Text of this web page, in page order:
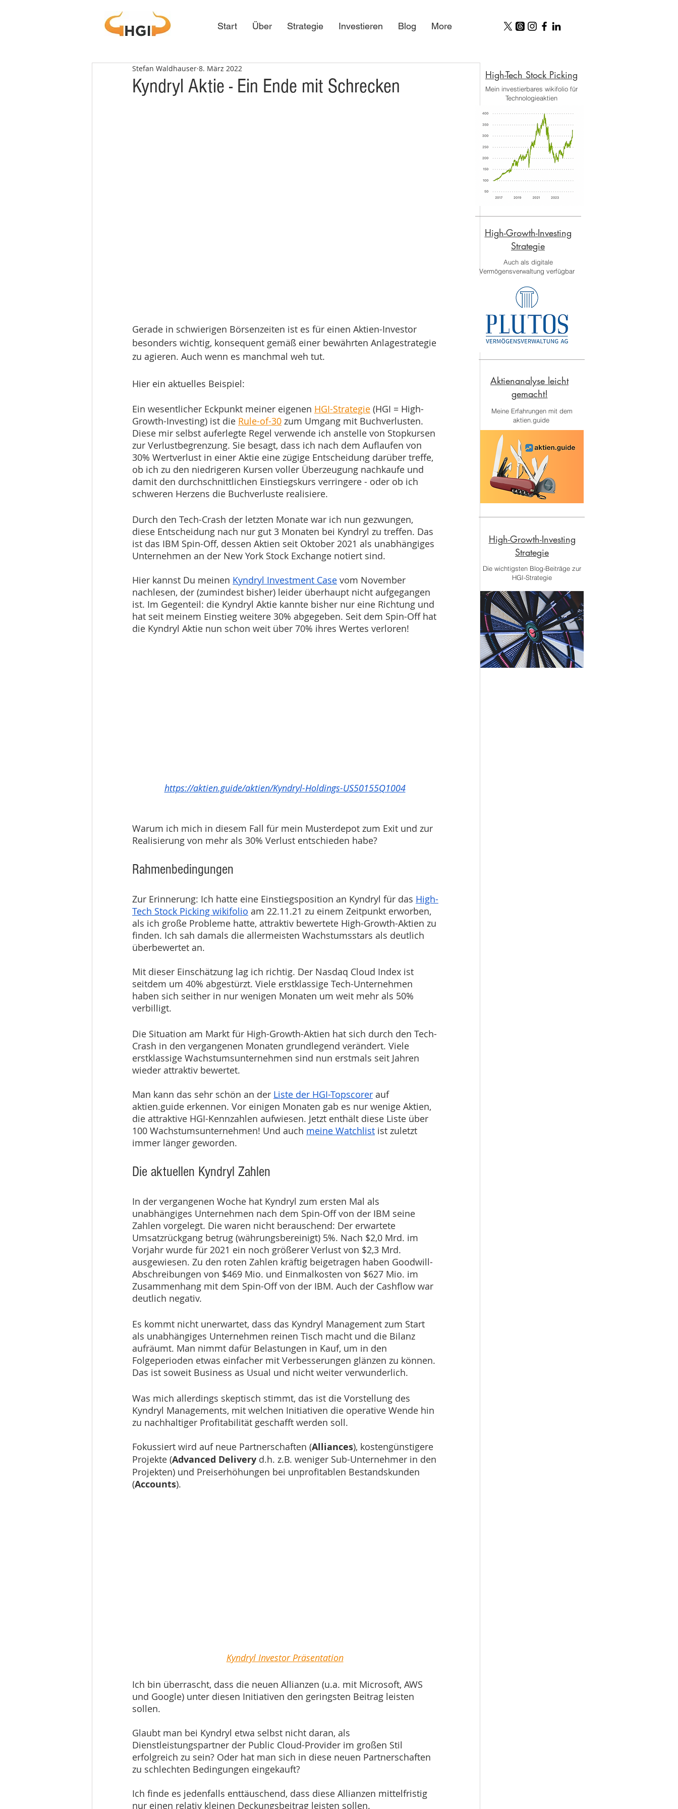
Start Über Strategie Investieren Blog More
Kyndryl Aktie - Ein Ende mit Schrecken
Stefan Waldhauser 8. März 2022
Gerade in schwierigen Börsenzeiten ist es für einen Aktien-Investor
besonders wichtig, konsequent gemäß einer bewährten Anlagestrategie
zu agieren. Auch wenn es manchmal weh tut.
Hier ein aktuelles Beispiel:
Ein wesentlicher Eckpunkt meiner eigenen HGI-Strategie (HGI = High-
Growth-Investing) ist die Rule-of-30 zum Umgang mit Buchverlusten.
Diese mir selbst auferlegte Regel verwende ich anstelle von Stopkursen
zur Verlustbegrenzung. Sie besagt, dass ich nach dem Auflaufen von
30% Wertverlust in einer Aktie eine zügige Entscheidung darüber treffe,
ob ich zu den niedrigeren Kursen voller Überzeugung nachkaufe und
damit den durchschnittlichen Einstiegskurs verringere - oder ob ich
schweren Herzens die Buchverluste realisiere.
Durch den Tech-Crash der letzten Monate war ich nun gezwungen,
diese Entscheidung nach nur gut 3 Monaten bei Kyndryl zu treffen. Das
ist das IBM Spin-Off, dessen Aktien seit Oktober 2021 als unabhängiges
Unternehmen an der New York Stock Exchange notiert sind.
Hier kannst Du meinen Kyndryl Investment Case vom November
nachlesen, der (zumindest bisher) leider überhaupt nicht aufgegangen
ist. Im Gegenteil: die Kyndryl Aktie kannte bisher nur eine Richtung und
hat seit meinem Einstieg weitere 30% abgegeben. Seit dem Spin-Off hat
die Kyndryl Aktie nun schon weit über 70% ihres Wertes verloren!
https://aktien.guide/aktien/Kyndryl-Holdings-US50155Q1004
Warum ich mich in diesem Fall für mein Musterdepot zum Exit und zur
Realisierung von mehr als 30% Verlust entschieden habe?
Rahmenbedingungen
Zur Erinnerung: Ich hatte eine Einstiegsposition an Kyndryl für das High-
Tech Stock Picking wikifolio am 22.11.21 zu einem Zeitpunkt erworben,
als ich große Probleme hatte, attraktiv bewertete High-Growth-Aktien zu
finden. Ich sah damals die allermeisten Wachstumsstars als deutlich
überbewertet an.
Mit dieser Einschätzung lag ich richtig. Der Nasdaq Cloud Index ist
seitdem um 40% abgestürzt. Viele erstklassige Tech-Unternehmen
haben sich seither in nur wenigen Monaten um weit mehr als 50%
verbilligt.
Die Situation am Markt für High-Growth-Aktien hat sich durch den Tech-
Crash in den vergangenen Monaten grundlegend verändert. Viele
erstklassige Wachstumsunternehmen sind nun erstmals seit Jahren
wieder attraktiv bewertet.
Man kann das sehr schön an der Liste der HGI-Topscorer auf
aktien.guide erkennen. Vor einigen Monaten gab es nur wenige Aktien,
die attraktive HGI-Kennzahlen aufwiesen. Jetzt enthält diese Liste über
100 Wachstumsunternehmen! Und auch meine Watchlist ist zuletzt
immer länger geworden.
Die aktuellen Kyndryl Zahlen
In der vergangenen Woche hat Kyndryl zum ersten Mal als
unabhängiges Unternehmen nach dem Spin-Off von der IBM seine
Zahlen vorgelegt. Die waren nicht berauschend: Der erwartete
Umsatzrückgang betrug (währungsbereinigt) 5%. Nach $2,0 Mrd. im
Vorjahr wurde für 2021 ein noch größerer Verlust von $2,3 Mrd.
ausgewiesen. Zu den roten Zahlen kräftig beigetragen haben Goodwill-
Abschreibungen von $469 Mio. und Einmalkosten von $627 Mio. im
Zusammenhang mit dem Spin-Off von der IBM. Auch der Cashflow war
deutlich negativ.
Es kommt nicht unerwartet, dass das Kyndryl Management zum Start
als unabhängiges Unternehmen reinen Tisch macht und die Bilanz
aufräumt. Man nimmt dafür Belastungen in Kauf, um in den
Folgeperioden etwas einfacher mit Verbesserungen glänzen zu können.
Das ist soweit Business as Usual und nicht weiter verwunderlich.
Was mich allerdings skeptisch stimmt, das ist die Vorstellung des
Kyndryl Managements, mit welchen Initiativen die operative Wende hin
zu nachhaltiger Profitabilität geschafft werden soll.
Fokussiert wird auf neue Partnerschaften (Alliances), kostengünstigere
Projekte (Advanced Delivery d.h. z.B. weniger Sub-Unternehmer in den
Projekten) und Preiserhöhungen bei unprofitablen Bestandskunden
(Accounts).
Kyndryl Investor Präsentation
Ich bin überrascht, dass die neuen Allianzen (u.a. mit Microsoft, AWS
und Google) unter diesen Initiativen den geringsten Beitrag leisten
sollen.
Glaubt man bei Kyndryl etwa selbst nicht daran, als
Dienstleistungspartner der Public Cloud-Provider im großen Stil
erfolgreich zu sein? Oder hat man sich in diese neuen Partnerschaften
zu schlechten Bedingungen eingekauft?
Ich finde es jedenfalls enttäuschend, dass diese Allianzen mittelfristig
nur einen relativ kleinen Deckungsbeitrag leisten sollen.
Aktienanalyse leicht
gemacht!
Meine Erfahrungen mit dem
aktien.guide
High-Growth-Investing
Strategie
Die wichtigsten Blog-Beiträge zur
HGI-Strategie
High-Tech Stock Picking​
Mein investierbares wikifolio für
Technologieaktien
High-Growth-Investing
Strategie
Auch als digitale
Vermögensverwaltung verfügbar